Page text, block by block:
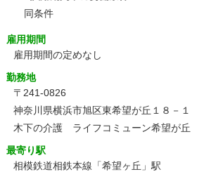
同条件
雇用期間
雇用期間の定めなし
勤務地
〒241-0826
神奈川県横浜市旭区東希望が丘１８－１
木下の介護 ライフコミューン希望が丘
最寄り駅
相模鉄道相鉄本線「希望ヶ丘」駅